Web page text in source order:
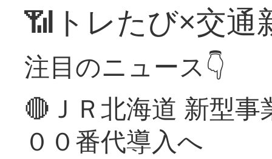
📶トレたび×交通
注目のニュース👇
🔴ＪＲ北海道 新型
００番代導入へ